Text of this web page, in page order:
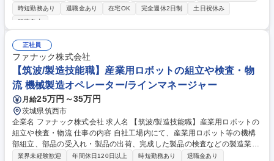
め、文系、第二新卒、未経験の方も歓迎しています。 【入社後（基礎業
務）】○部品・材料の納期管理、発注状況確認 ○在庫確認やデータ入力、
との日程調整や連携 【慣れてきたら】○生産計画作成や変更時の工程調整
対応 ○複数工程の最適化と全体進行の管理業務 募集職種 【茨城/生産管
理】★未経験・第二新卒歓迎★日立グループ◎/フレックス/在宅
時短勤務あり
退職金あり 在宅OK 完全週休2日制
土日祝休み
服装自由
正社員
ファナック株式会社
【筑波/製造技能職】産業用ロボットの組立や検査・物
流 機械製造オペレーター/ラインマネージャー
月給25万円～35万円
茨城県筑西市
企業名 ファナック株式会社 求人名 【筑波/製造技能職】産業用ロボットの
組立や検査・物流 仕事の内容 自社工場内にて、産業用ロボット等の機構
部組立、部品の受入れ・製品の出荷、完成した製品の検査などの製造業務
全般をお任せします。ご経験や希望を考慮して配属先を決定します。 【業
業界未経験歓迎 年間休日120日以上 時短勤務あり
退職金あり